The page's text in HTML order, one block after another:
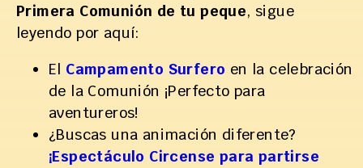
Primera Comunión de tu peque, sigue
leyendo por aquí:
El Campamento Surfero en la celebración
de la Comunión ¡Perfecto para
aventureros!
¿Buscas una animación diferente?
¡Espectáculo Circense para partirse